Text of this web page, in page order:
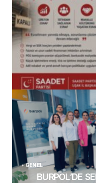
(başlıksız)
Alaattin Karahan tarafından
GENEL
BURPOL’DE